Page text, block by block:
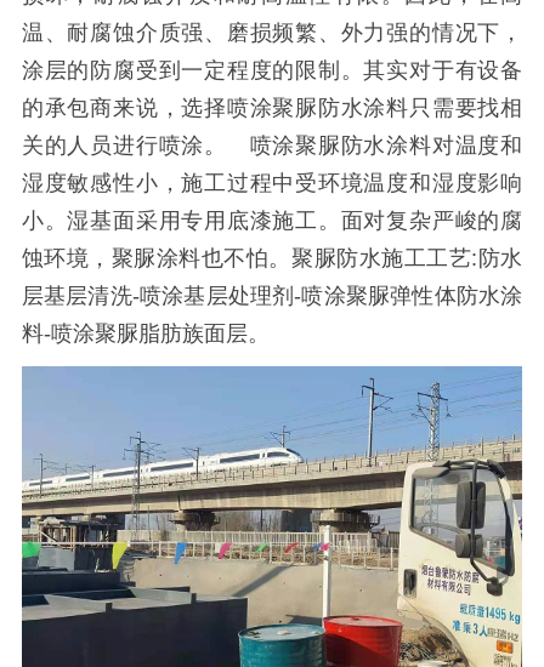
温、耐腐蚀介质强、磨损频繁、外力强的情况下，
涂层的防腐受到一定程度的限制。其实对于有设备
的承包商来说，选择喷涂聚脲防水涂料只需要找相
关的人员进行喷涂。 喷涂聚脲防水涂料对温度和
湿度敏感性小，施工过程中受环境温度和湿度影响
小。湿基面采用专用底漆施工。面对复杂严峻的腐
蚀环境，聚脲涂料也不怕。聚脲防水施工工艺:防水
层基层清洗-喷涂基层处理剂-喷涂聚脲弹性体防水涂
料-喷涂聚脲脂肪族面层。